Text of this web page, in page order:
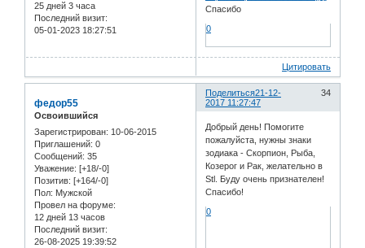
25 дней 3 часа
Последний визит:
05-01-2023 18:27:51
Спасибо
0
Цитировать
Поделиться 34
21-12-
2017 11:27:47
федор55
Освоившийся
Зарегистрирован: 10-06-2015
Приглашений: 0
Сообщений: 35
Уважение: [+18/-0]
Позитив: [+164/-0]
Пол: Мужской
Провел на форуме:
12 дней 13 часов
Последний визит:
26-08-2025 19:39:52
Добрый день! Помогите
пожалуйста, нужны знаки
зодиака - Скорпион, Рыба,
Козерог и Рак, желательно в
Stl. Буду очень признателен!
Спасибо!
0